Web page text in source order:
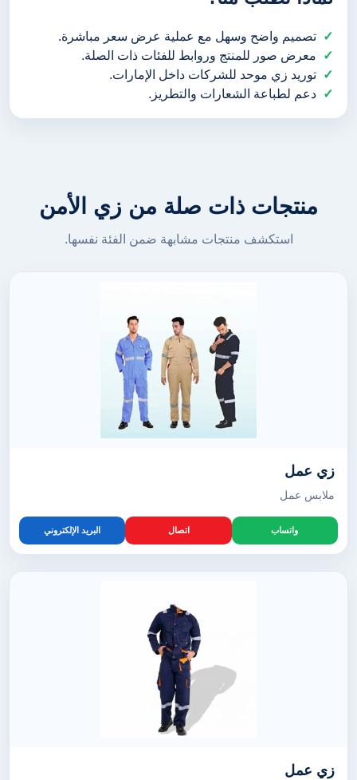
تصميم واضح وسهل مع عملية عرض سعر مباشرة.
معرض صور للمنتج وروابط للفئات ذات الصلة.
توريد زي موحد للشركات داخل الإمارات.
دعم لطباعة الشعارات والتطريز.
منتجات ذات صلة من زي الأمن
استكشف منتجات مشابهة ضمن الفئة نفسها.
زي عمل
ملابس عمل
واتساب اتصال البريد الإلكتروني
زي عمل